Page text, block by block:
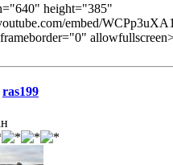
height="385"
embed/
ras199